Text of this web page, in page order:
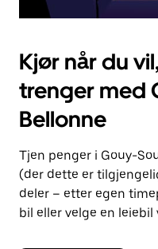
Kjør når du
trenger med
Bellonne
Tjen penger i Gouy-
(der dette er
deler – etter egen
bil eller velge en leiebil